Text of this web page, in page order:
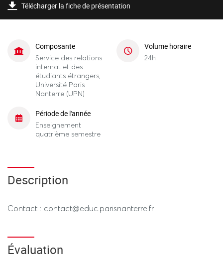
Télécharger la fiche de présentation
Composante
Service des relations
internat et des
étudiants étrangers,
Université Paris
Nanterre (UPN)
Volume horaire
24h
Période de l'année
Enseignement
quatrième semestre
Description
Contact : contact@educ.parisnanterre.fr
Évaluation